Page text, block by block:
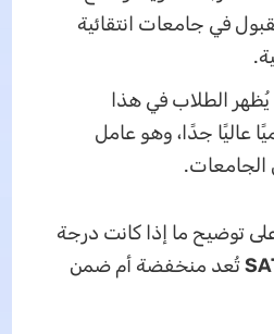
في جامعات انتقائية
الطلاب في هذا
عاليًا جدًا، وهو عامل
توضيح ما إذا كانت درجة
تُعد منخفضة أم ضمن